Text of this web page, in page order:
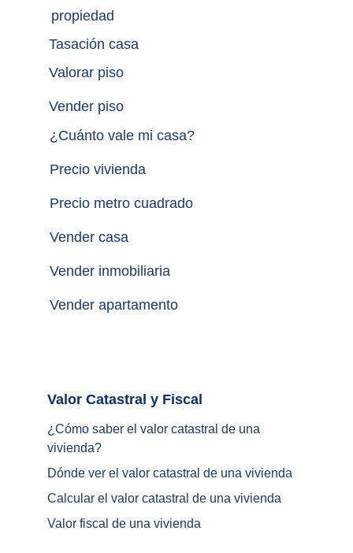
¿ Cómo saber el valor catastral de una
vivienda?
Dónde ver el valor catastral de una vivienda
Calcular el valor catastral de una vivienda
Valor fiscal de una vivienda
propiedad
Tasación casa
Valorar piso
¿Cuánto vale mi casa?
Precio vivienda
Precio metro cuadrado
Vender casa
Vender inmobiliaria
Vender apartamento
Vender piso